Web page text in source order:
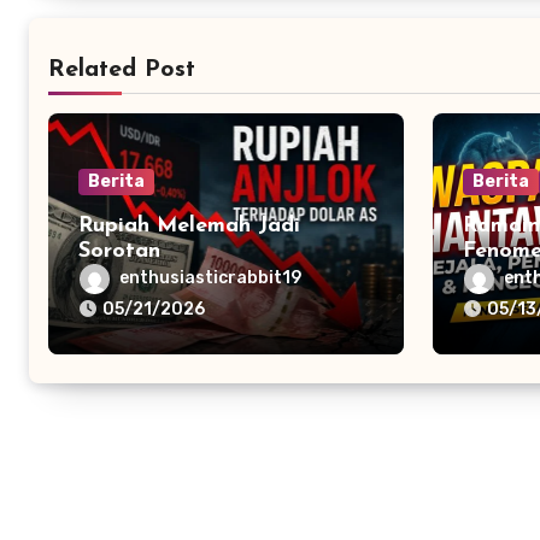
Related Post
Berita
Rupiah Melemah Jadi
Sorotan
enthusiasticrabbit19
05/21/2026
Berita
Media
05/